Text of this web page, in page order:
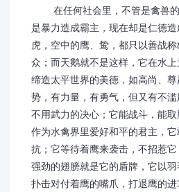
在任何社会里，不管是禽兽的
是暴力造成霸主，现在却是仁德造
虎，空中的鹰、鸷，都只以善战
众；而天鹅就不是这样，它在水
缔造太平世界的美德，如高尚、
势，有力量，有勇气，但又有不
不用武力的决心；它能战斗，能取
作为水禽界里爱好和平的君主，
抗；它等待着鹰来袭击，不招惹
强劲的翅膀就是它的盾牌，它以
扑击对付着鹰的嘴爪，打退鹰的